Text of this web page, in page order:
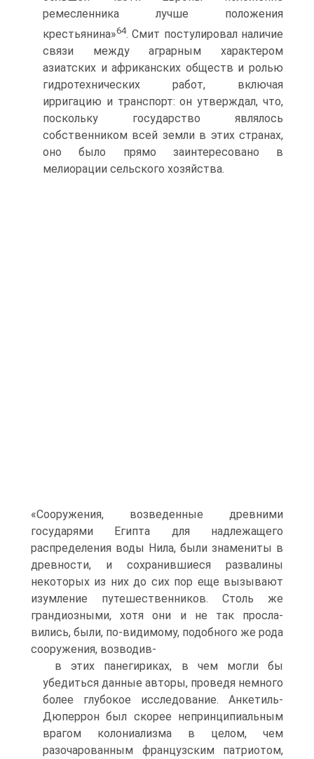
ремесленника лучше положения
крестьянина»64. Смит постулировал наличие
связи между аг­рарным характером
азиатских и африканских обществ и ролью
гидро­технических работ, включая
ирригацию и транспорт: он утверждал, что,
поскольку государство являлось
собственником всей земли в этих стра­нах,
оно было прямо заинтересовано в
мелиорации сельского хозяйства.
«Сооружения, возведенные древними
государями Египта для надлежаще­го
распределения воды Нила, были знамениты в
древности, и сохранив­шиеся развалины
некоторых из них до сих пор еще вызывают
изумление путешественников. Столь же
грандиозными, хотя они и не так просла­
вились, были, по-видимому, подобного же рода
сооружения, возводив-
в этих панегириках, в чем могли бы
убедиться данные авторы, проведя немно­го
более глубокое исследование. Анкетиль-
Дюперрон был скорее непринци­пиальным
врагом колониализма в целом, чем
разочарованным французским патриотом,